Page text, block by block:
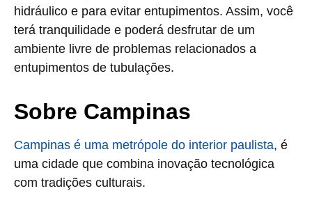
hidráulico e para evitar entupimentos. Assim, você
terá tranquilidade e poderá desfrutar de um
ambiente livre de problemas relacionados a
entupimentos de tubulações.
Sobre Campinas
Campinas é uma metrópole do interior paulista, é
uma cidade que combina inovação tecnológica
com tradições culturais.